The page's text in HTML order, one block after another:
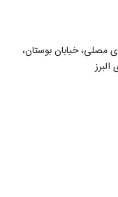
مصلی، خیابان بوستان،